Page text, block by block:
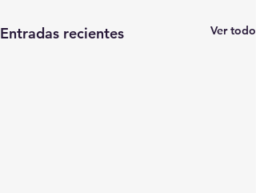
Entradas recientes Ver todo